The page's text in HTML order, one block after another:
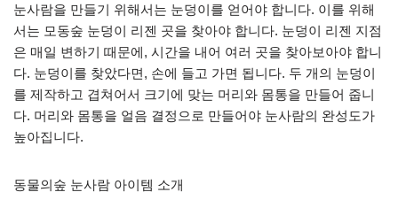
눈사람을 만들기 위해서는 눈덩이를 얻어야 합니다. 이를 위해
서는 모동숲 눈덩이 리젠 곳을 찾아야 합니다. 눈덩이 리젠 지점
은 매일 변하기 때문에, 시간을 내어 여러 곳을 찾아보아야 합니
다. 눈덩이를 찾았다면, 손에 들고 가면 됩니다. 두 개의 눈덩이
를 제작하고 겹쳐어서 크기에 맞는 머리와 몸통을 만들어 줍니
다. 머리와 몸통을 얼음 결정으로 만들어야 눈사람의 완성도가
높아집니다.
동물의숲 눈사람 아이템 소개